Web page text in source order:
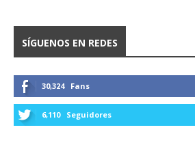
SÍGUENOS EN REDES
30,324 Fans
6,110 Seguidores